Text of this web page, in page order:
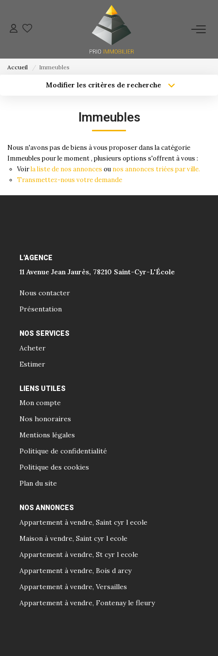
ACHETER
CONTACT
Accueil Immeubles
Modifier les critères de recherche
Plus de critères Créer une alerte
Immeubles
Nous n'avons pas de biens à vous proposer dans la catégorie
Immeubles pour le moment , plusieurs options s'offrent à vous :
Voirla liste de nos annonces ou nos annonces triées par ville.
Transmettez-nous votre demande
L'AGENCE
11 Avenue Jean Jaurès, 78210 Saint-Cyr-L'École
Nous contacter
Présentation
NOS SERVICES
Acheter
Estimer
LIENS UTILES
Mon compte
Nos honoraires
Mentions légales
Politique de confidentialité
Politique des cookies
Plan du site
NOS ANNONCES
Appartement à vendre, Saint cyr l ecole
Maison à vendre, Saint cyr l ecole
Appartement à vendre, St cyr l ecole
Appartement à vendre, Bois d arcy
Appartement à vendre, Versailles
Appartement à vendre, Fontenay le fleury